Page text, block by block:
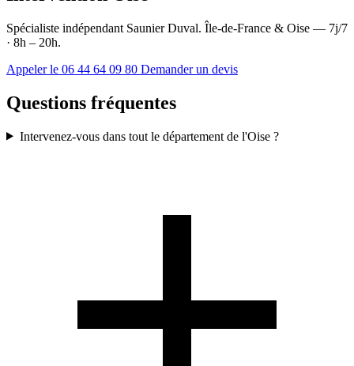
Spécialiste indépendant Saunier Duval. Île-de-France & Oise — 7j/7
· 8h – 20h.
Appeler le 06 44 64 09 80 Demander un devis
Questions fréquentes
Intervenez-vous dans tout le département de l'Oise ?